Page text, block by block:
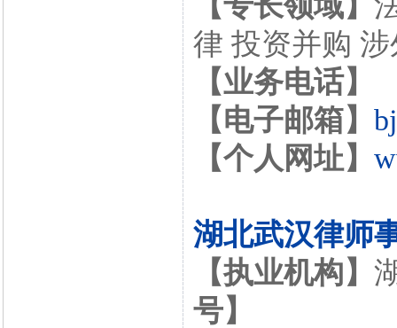
律 投资并购
【业务电话】
【电子邮箱】
【个人网址】
湖北武汉律师
【执业机构】
号】